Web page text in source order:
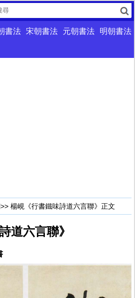
書法 宋朝書法 元朝書法
明朝書法
>> 楊峴《行書鐵味詩道六言聯》正文
道六言聯》